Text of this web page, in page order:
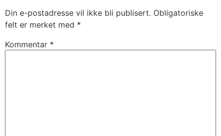
Din e-postadresse vil ikke bli publisert. Obligatoriske
felt er merket med *
Kommentar *